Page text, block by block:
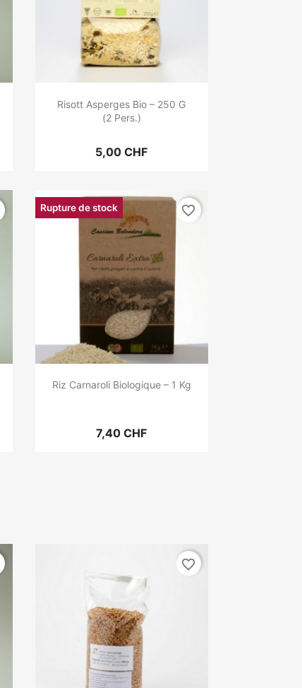
Risott Asperges Bio – 250 G
(2 Pers.)
5,00 CHF
Riz Carnaroli Biologique – 1 Kg
7,40 CHF
Rupture de stock favorite_border
favorite_border